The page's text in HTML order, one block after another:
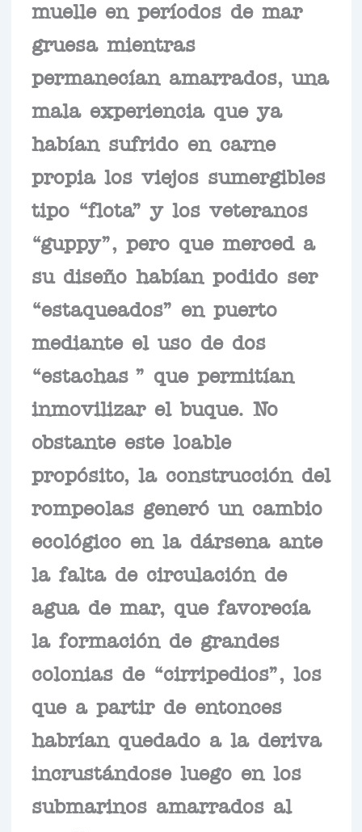
muelle en períodos de mar
gruesa mientras
permanecían amarrados, una
mala experiencia que ya
habían sufrido en carne
propia los viejos sumergibles
tipo “flota” y los veteranos
“guppy”, pero que merced a
su diseño habían podido ser
“estaqueados” en puerto
mediante el uso de dos
“estachas ” que permitían
inmovilizar el buque. No
obstante este loable
propósito, la construcción del
rompeolas generó un cambio
ecológico en la dársena ante
la falta de circulación de
agua de mar, que favorecía
la formación de grandes
colonias de “cirripedios”, los
que a partir de entonces
habrían quedado a la deriva
incrustándose luego en los
submarinos amarrados al